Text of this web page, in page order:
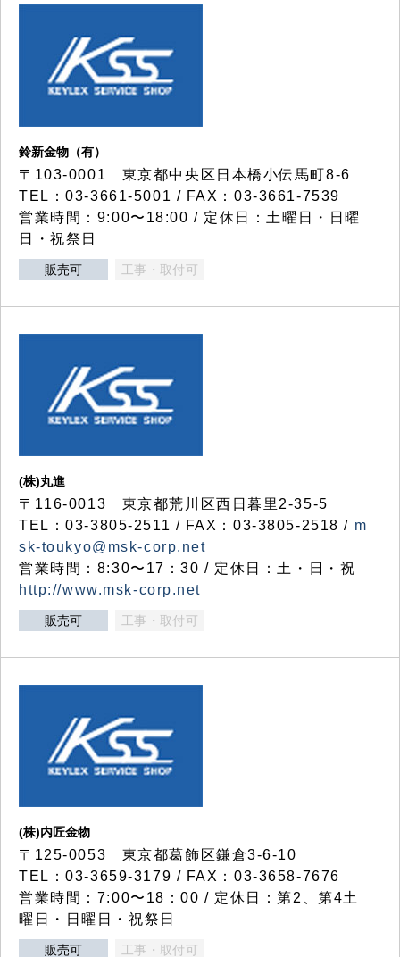
鈴新金物（有）
〒103-0001 東京都中央区日本橋小伝馬町8-6
TEL：03-3661-5001 / FAX：03-3661-7539
営業時間：9:00〜18:00 / 定休日：土曜日・日曜
日・祝祭日
販売可 工事・取付可
(株)丸進
〒116-0013 東京都荒川区西日暮里2-35-5
TEL：03-3805-2511 / FAX：03-3805-2518 / m
sk-toukyo@msk-corp.net
営業時間：8:30〜17：30 / 定休日：土・日・祝
http://www.msk-corp.net
販売可 工事・取付可
(株)内匠金物
〒125-0053 東京都葛飾区鎌倉3-6-10
TEL：03-3659-3179 / FAX：03-3658-7676
営業時間：7:00〜18：00 / 定休日：第2、第4土
曜日・日曜日・祝祭日
販売可 工事・取付可